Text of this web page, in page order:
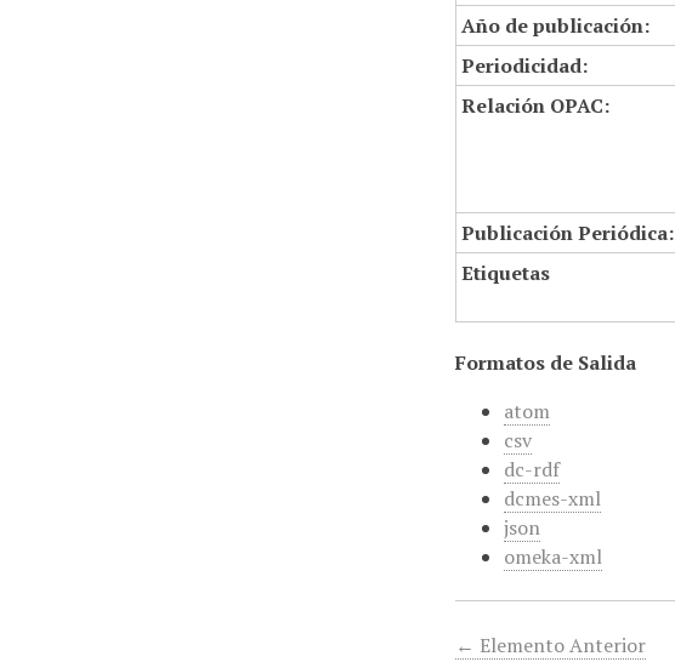
Año de publicación:
Periodicidad:
Relación OPAC:
Publicación Periódica:
Etiquetas
Formatos de Salida
atom
csv
dc-rdf
dcmes-xml
json
omeka-xml
← Elemento Anterior